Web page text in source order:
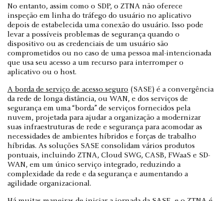
No entanto, assim como o SDP, o ZTNA não oferece
inspeção em linha do tráfego do usuário no aplicativo
depois de estabelecida uma conexão do usuário. Isso pode
levar a possíveis problemas de segurança quando o
dispositivo ou as credenciais de um usuário são
comprometidos ou no caso de uma pessoa mal-intencionada
que usa seu acesso a um recurso para interromper o
aplicativo ou o host.
A borda de serviço de acesso seguro (SASE) é a convergência
da rede de longa distância, ou WAN, e dos serviços de
segurança em uma “borda” de serviços fornecidos pela
nuvem, projetada para ajudar a organização a modernizar
suas infraestruturas de rede e segurança para acomodar as
necessidades de ambientes híbridos e forças de trabalho
híbridas. As soluções SASE consolidam vários produtos
pontuais, incluindo ZTNA, Cloud SWG, CASB, FWaaS e SD-
WAN, em um único serviço integrado, reduzindo a
complexidade da rede e da segurança e aumentando a
agilidade organizacional.